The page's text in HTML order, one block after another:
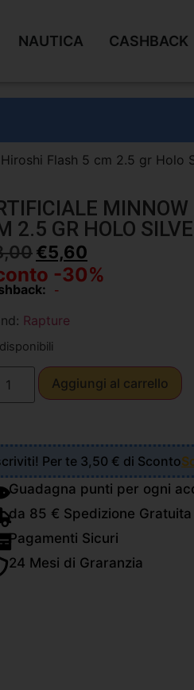
NAUTICA CASHBACK
Flash 5 cm 2.5 gr Holo
2.5 GR HOLO
€5,60
-30%
-
Rapture
Aggiungi al carrello
Per te 3,50 € di Sconto
Guadagna punti per ogni
da 85 € Spedizione Gratuita
Pagamenti Sicuri
24 Mesi di Graranzia